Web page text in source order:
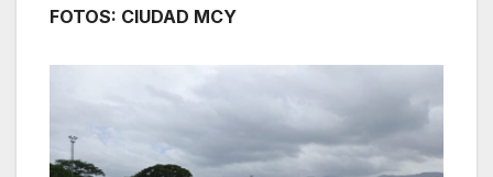
FOTOS: CIUDAD MCY